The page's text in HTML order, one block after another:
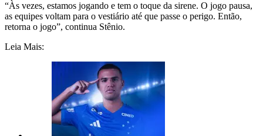
“Às vezes, estamos jogando e tem o toque da sirene. O jogo pausa,
as equipes voltam para o vestiário até que passe o perigo. Então,
retorna o jogo”, continua Stênio.
Leia Mais: